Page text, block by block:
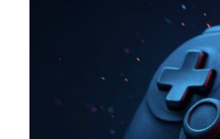
Branche
über
Transparenz
, Kreativität
und Macht
diskutiert